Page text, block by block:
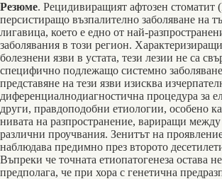
Резюме. Рецидивиращият афтозен стоматит
персистиращо възпалително заболяване на
лигавица, което е едно от най-
заболявания в този регион.
болезнени язви в устата, тези лезии не са
специфично подлежащо системно
представяне на тези язви изисква
диференциалнодиагностична процедура за
други, правдоподобни етиологии, особено
нивата на разпространение, вариращи
различни проучвания. Зенитът на
наблюдава предимно през второто
Въпреки че точната етиопатогенеза остава
предполага, че при хора с генетична